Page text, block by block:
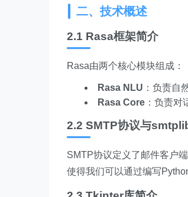
二、技术概述
2.1 Rasa框架简介
Rasa由两个核心模块组成：
Rasa NLU ：负责自
Rasa Core ：负责
2.2 SMTP协议与
SMTP协议定义了邮件客户
使得我们可以通过编写